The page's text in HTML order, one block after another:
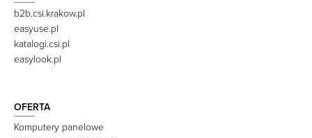
b2b.csi.krakow.pl
easyuse.pl
katalogi.csi.pl
easylook.pl
OFERTA
Komputery panelowe